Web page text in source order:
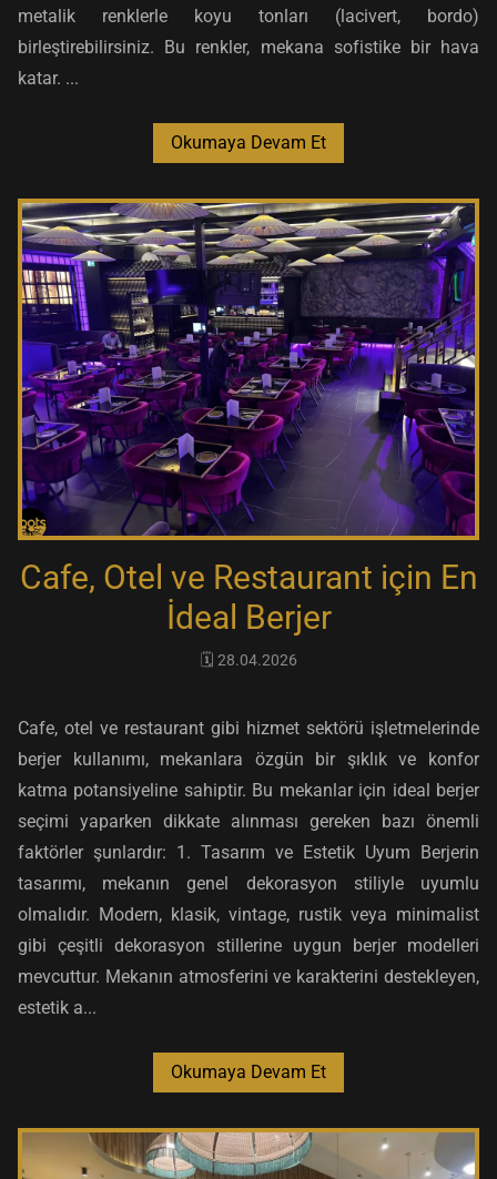
metalik renklerle koyu tonları (lacivert, bordo)
birleştirebilirsiniz. Bu renkler, mekana sofistike bir hava
katar. ...
Okumaya Devam Et
Cafe, Otel ve Restaurant için En
İdeal Berjer
🗓️ 28.04.2026
Cafe, otel ve restaurant gibi hizmet sektörü işletmelerinde
berjer kullanımı, mekanlara özgün bir şıklık ve konfor
katma potansiyeline sahiptir. Bu mekanlar için ideal berjer
seçimi yaparken dikkate alınması gereken bazı önemli
faktörler şunlardır: 1. Tasarım ve Estetik Uyum Berjerin
tasarımı, mekanın genel dekorasyon stiliyle uyumlu
olmalıdır. Modern, klasik, vintage, rustik veya minimalist
gibi çeşitli dekorasyon stillerine uygun berjer modelleri
mevcuttur. Mekanın atmosferini ve karakterini destekleyen,
estetik a...
Okumaya Devam Et